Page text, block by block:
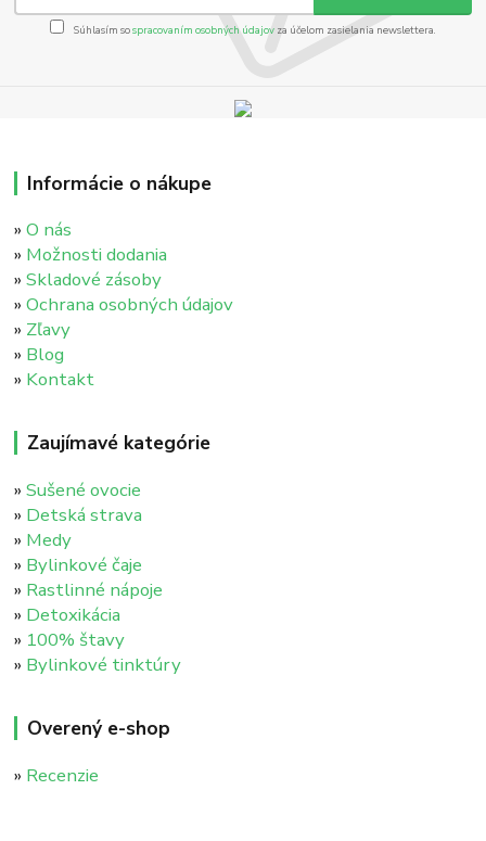
Súhlasím sospracovaním osobných údajov za účelom zasielania newslettera.
Informácie o nákupe
»O nás
» Možnosti dodania
»Skladové zásoby
»Ochrana osobných údajov
» Zľavy
» Blog
» Kontakt
Zaujímavé kategórie
»Sušené ovocie
» Detská strava
» Medy
» Bylinkové čaje
» Rastlinné nápoje
» Detoxikácia
» 100% štavy
» Bylinkové tinktúry
Overený e-shop
» Recenzie